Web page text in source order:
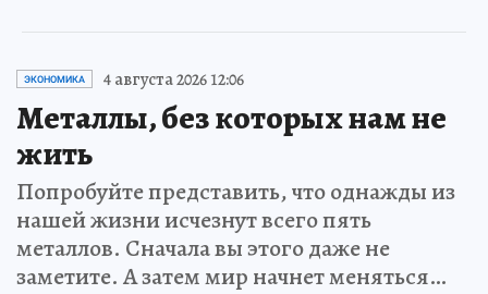
ЭКОНОМИКА 4 августа 2026 12:06
Металлы, без которых нам не
жить
Попробуйте представить, что однажды из
нашей жизни исчезнут всего пять
металлов. Сначала вы этого даже не
заметите. А затем мир начнет меняться…